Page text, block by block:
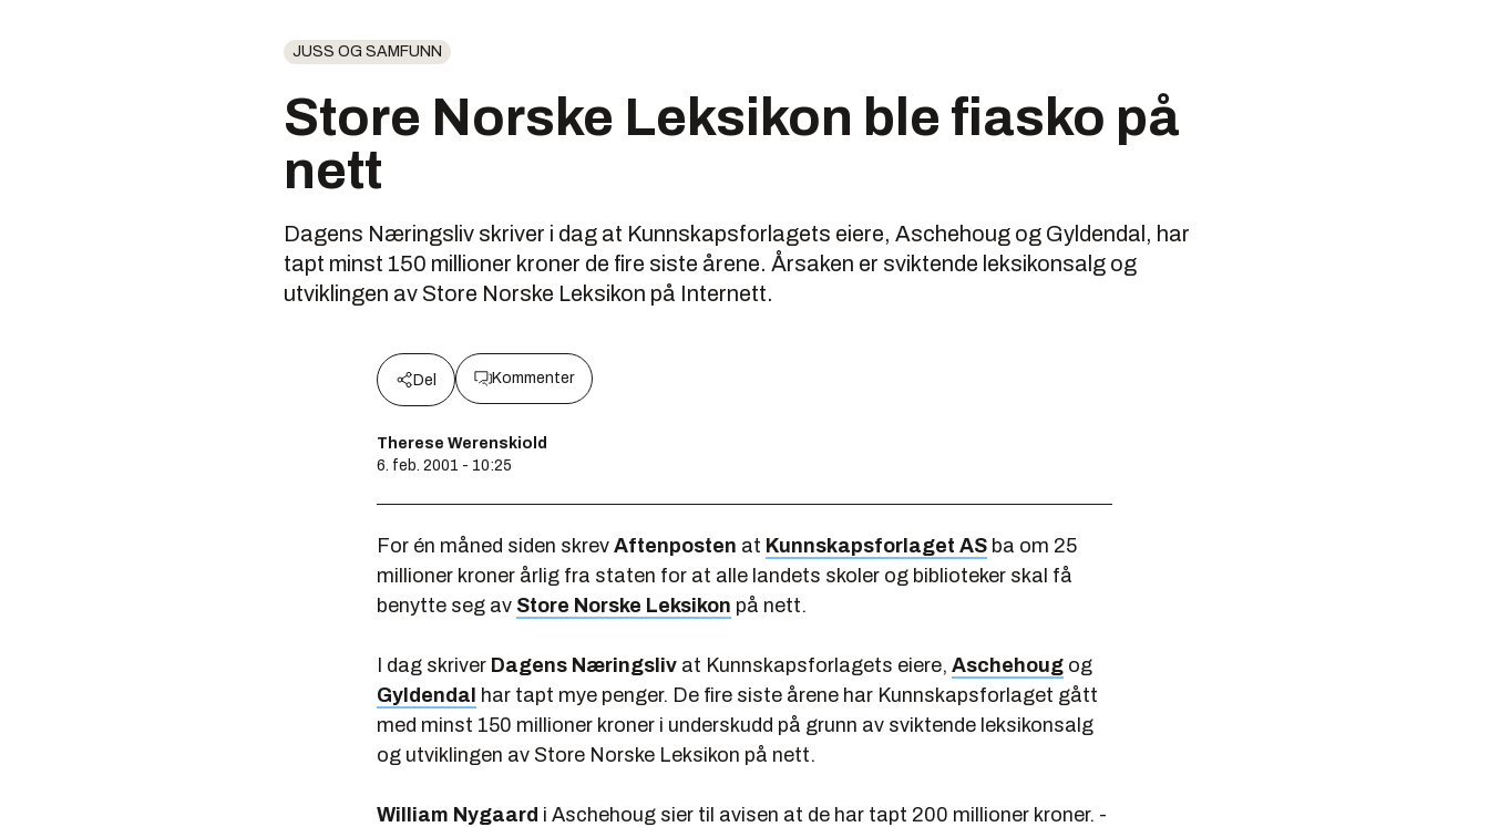
JUSS OG SAMFUNN
Store Norske Leksikon ble fiasko på
nett
Dagens Næringsliv skriver i dag at Kunnskapsforlagets eiere, Aschehoug og Gyldendal, har
tapt minst 150 millioner kroner de fire siste årene. Årsaken er sviktende leksikonsalg og
utviklingen av Store Norske Leksikon på Internett.
Del Kommenter
Therese Werenskiold
6. feb. 2001 - 10:25
For én måned siden skrev Aftenposten at Kunnskapsforlaget AS ba om 25
millioner kroner årlig fra staten for at alle landets skoler og biblioteker skal få
benytte seg av Store Norske Leksikon på nett.
I dag skriver Dagens Næringsliv at Kunnskapsforlagets eiere, Aschehoug og
Gyldendal har tapt mye penger. De fire siste årene har Kunnskapsforlaget gått
med minst 150 millioner kroner i underskudd på grunn av sviktende leksikonsalg
og utviklingen av Store Norske Leksikon på nett.
William Nygaard i Aschehoug sier til avisen at de har tapt 200 millioner kroner. -